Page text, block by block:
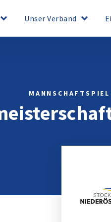
keyboard_arrow_down Unser Verband keyboard_arrow_down